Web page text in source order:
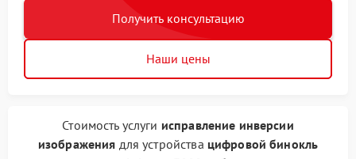
Получить консультацию
Наши цены
Стоимость услуги исправление инверсии
изображения для устройства цифровой бинокль